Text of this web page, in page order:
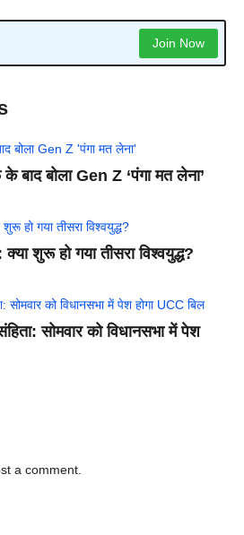
Join Now
बाद बोला Gen Z ‘पंगा मत लेना’
शुरू हो गया तीसरा विश्वयुद्ध?
सोमवार को विधानसभा में पेश
a comment.